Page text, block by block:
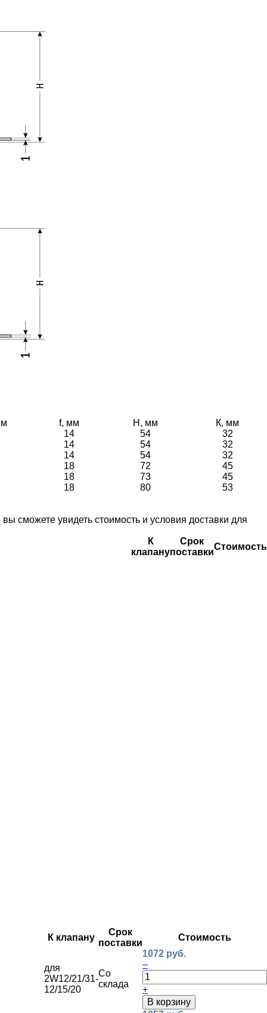
f, мм H, мм
К, мм
14
54
32
14
54
32
14
54
32
18
72
45
18
73
45
18
80 53
сможете увидеть стоимость и условия доставки для
К
клапану
Срок
поставки
Стоимость
К клапану
Срок
поставки
Стоимость
для
2W12/21/31-
12/15/20
Со
склада
1072 руб.
–
+
В корзину